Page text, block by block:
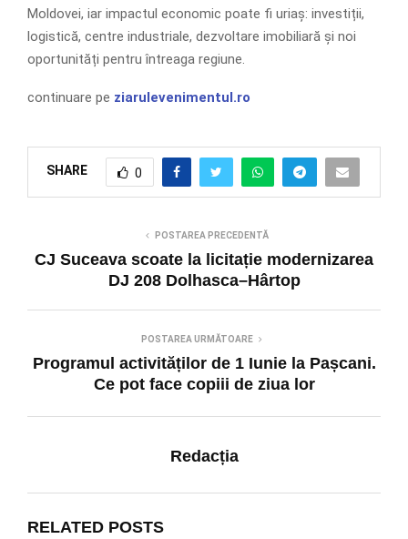
Moldovei, iar impactul economic poate fi uriaș: investiții,
logistică, centre industriale, dezvoltare imobiliară și noi
oportunități pentru întreaga regiune.
continuare pe ziarulevenimentul.ro
SHARE 0
POSTAREA PRECEDENTĂ
CJ Suceava scoate la licitație modernizarea
DJ 208 Dolhasca–Hârtop
POSTAREA URMĂTOARE
Programul activităților de 1 Iunie la Pașcani.
Ce pot face copiii de ziua lor
Redacția
RELATED POSTS